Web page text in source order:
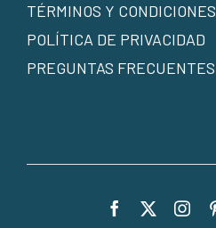
TÉRMINOS Y CONDICIONES
POLÍTICA DE PRIVACIDAD
PREGUNTAS FRECUENTES